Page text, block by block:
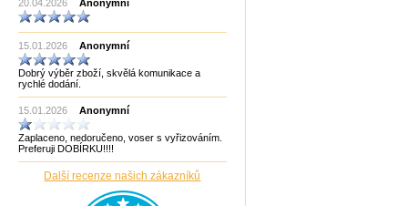
New Pelikan
Old Pelikan
Out of the blue
Philos
Piatnik
Puzzle Master Kanada
QiYi
RADEMIC
Recent Toys
Robetoy
Robetoy,Bartl
Rubiks
Rumunsko
20.04.2026 Anonymní
15.01.2026 Anonymní
Dobrý výběr zboží, skvělá komunikace a
rychlé dodání.
15.01.2026 Anonymní
Zaplaceno, nedoručeno, voser s vyřizováním.
Preferuji DOBÍRKU!!!!
Další recenze našich zákazníků